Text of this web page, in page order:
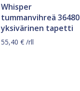
Whisper
tummanvihreä 36480
yksivärinen tapetti
55,40 €/rll